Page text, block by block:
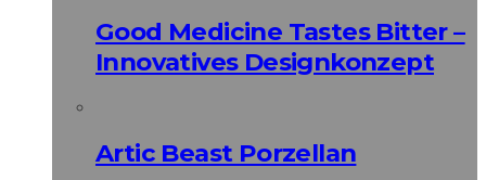
Good Medicine Tastes Bitter –
Innovatives Designkonzept
Artic Beast Porzellan